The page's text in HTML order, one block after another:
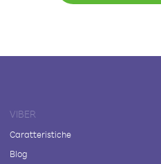
VIBER
Caratteristiche
Blog